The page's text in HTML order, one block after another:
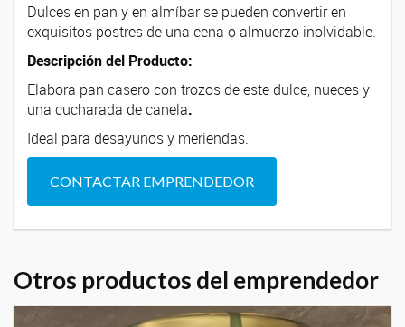
Dulces en pan y en almíbar se pueden convertir en
exquisitos postres de una cena o almuerzo inolvidable.
Descripción del Producto:
Elabora pan casero con trozos de este dulce, nueces y
una cucharada de canela.
Ideal para desayunos y meriendas.
CONTACTAR EMPRENDEDOR
Otros productos del emprendedor